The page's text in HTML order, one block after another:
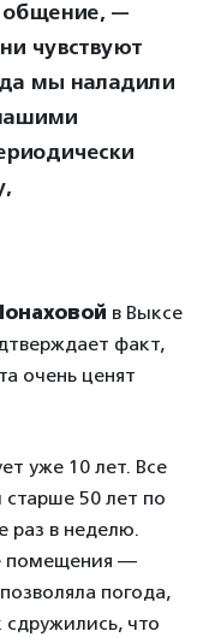
—
чувствуют
мы наладили
в Выксе
факт,
очень ценят
уже 10 лет. Все
старше 50 лет по
раз в неделю.
помещения —
погода,
что